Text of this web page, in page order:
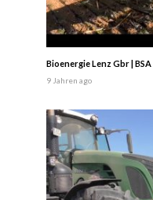
Bioenergie Lenz Gbr |
9 Jahren ago